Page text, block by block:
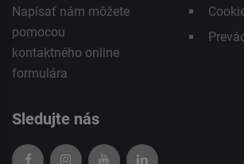
Napísať nám môžete
pomocou
kontaktného online
formulára
Sledujte nás